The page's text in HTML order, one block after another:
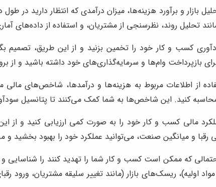
بازار و برآورد هزینه‌ها، میزان درآمدی که انتظار دارید در
تحلیل روند، نظرسنجی از مشتریان، و استفاده از داده‌های
کسب و کار خود را تخمین بزنید و از این طریق، تصمیم
بازپرداخت وام‌ها و سرمایه‌گذاری‌های خود داشته باشید و از
مالی کسب و کار خود را به صورت کمی ارزیابی کنید و از
و میانگین صنعت، می‌توانید عملکرد خود را بهبود بخشید و
که ممکن است کسب و کار شما را تهدید کنند را شناسایی و
اولیه)، ریسک‌های بازار (مانند تغییر سلیقه مشتریان، ورود